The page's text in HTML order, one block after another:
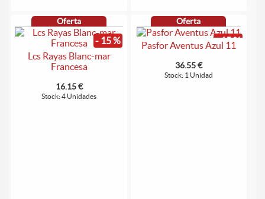
Oferta
- 15 %
Lcs Rayas Blanc-mar
Francesa
16.15 €
Stock: 4 Unidades
Oferta
- 15 %
Pasfor Aventus Azul 11
36.55 €
Stock: 1 Unidad